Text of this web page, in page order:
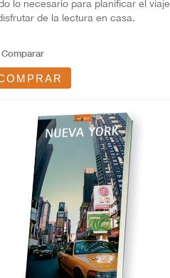
lo necesario para planificar el viaje
de la lectura en casa.
Comparar